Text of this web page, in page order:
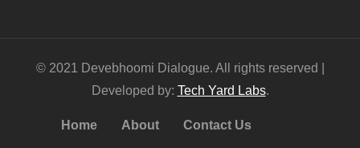
© 2021 Devebhoomi Dialogue. All rights reserved |
Developed by: Tech Yard Labs.
Home About Contact Us